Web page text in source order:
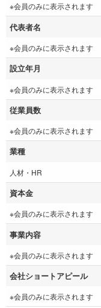
※会員のみに表示されます
代表者名
※会員のみに表示されます
設立年月
※会員のみに表示されます
従業員数
※会員のみに表示されます
業種
人材・HR
資本金
※会員のみに表示されます
事業内容
※会員のみに表示されます
会社ショートアピール
※会員のみに表示されます